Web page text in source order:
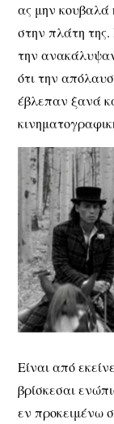
ας μην κουβαλά
στην πλάτη
την
ότι την
έβλεπαν ξανά
Είναι από
βρίσκεσαι
εν προκειμένω